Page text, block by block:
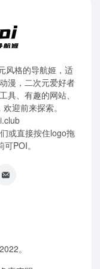
风格的导航姬，适
漫，二次元爱好者
具、有趣的网站、
迎前来探索。
或直接按住logo拖
POI。
。